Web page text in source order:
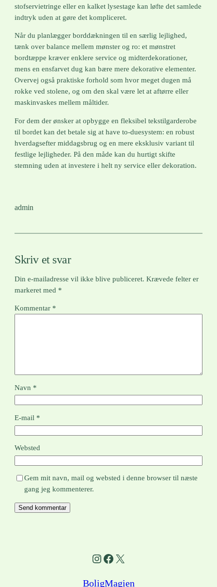
stofservietringe eller en kalket lysestage kan løfte det samlede
indtryk uden at gøre det kompliceret.
Når du planlægger borddækningen til en særlig lejlighed,
tænk over balance mellem mønster og ro: et mønstret
bordtæppe kræver enklere service og midterdekorationer,
mens en ensfarvet dug kan bære mere dekorative elementer.
Overvej også praktiske forhold som hvor meget dugen må
rokke ved stolene, og om den skal være let at aftørre eller
maskinvaskes mellem måltider.
For dem der ønsker at opbygge en fleksibel tekstilgarderobe
til bordet kan det betale sig at have to-duesystem: en robust
hverdagsefter middagsbrug og en mere eksklusiv variant til
festlige lejligheder. På den måde kan du hurtigt skifte
stemning uden at investere i helt ny service eller dekoration.
admin
Skriv et svar
Din e-mailadresse vil ikke blive publiceret. Krævede felter er
markeret med *
Kommentar *
Navn *
E-mail *
Websted
Gem mit navn, mail og websted i denne browser til næste
gang jeg kommenterer.
Instagram
Facebook
X
BoligMagien